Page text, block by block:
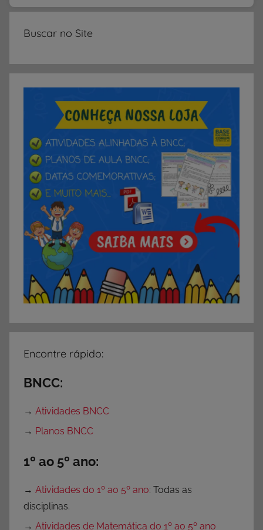
Buscar no Site
Encontre rápido:
BNCC:
→ Atividades BNCC
→ Planos BNCC
1º ao 5º ano:
→ Atividades do 1º ao 5º ano: Todas as
disciplinas.
→ Atividades de Matemática do 1º ao 5º ano